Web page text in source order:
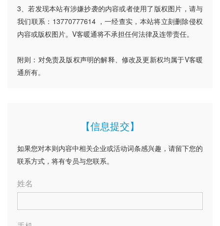
3、若发现本站有涉嫌抄袭的内容或者使用了版权图片，请与
我们联系：13770777614 ，一经查实，本站将立刻删除侵权
内容或版权图片。V客暖通将不承担任何法律及连带责任。
附则：对免责及版权声明的解释、修改及更新权均属于V客暖
通所有。